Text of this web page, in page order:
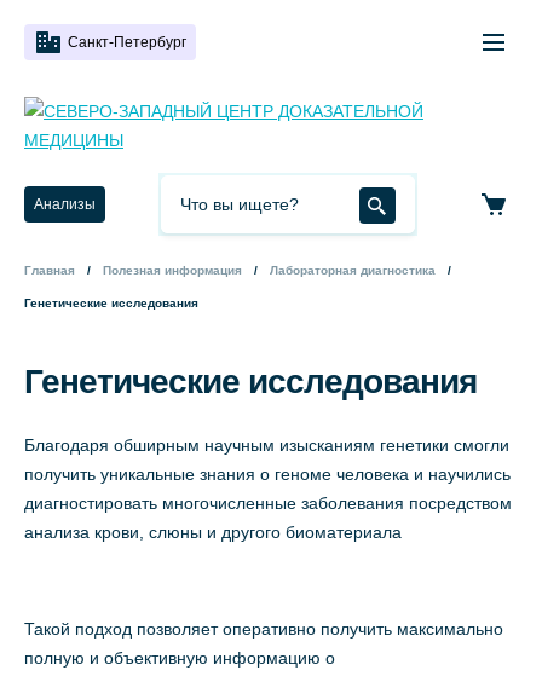
Санкт-Петербург
Анализы
Главная Полезная информация Лабораторная диагностика
Генетические исследования
Генетические исследования
Благодаря обширным научным изысканиям генетики смогли
получить уникальные знания о геноме человека и научились
диагностировать многочисленные заболевания посредством
анализа крови, слюны и другого биоматериала
Такой подход позволяет оперативно получить максимально
полную и объективную информацию о